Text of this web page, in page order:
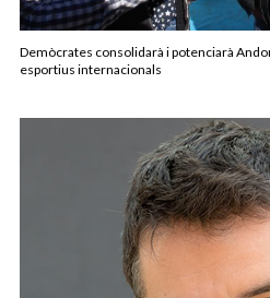
Demòcrates consolidarà i potenciarà
esportius internacionals